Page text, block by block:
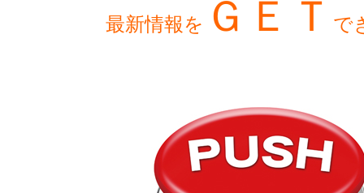
最新情報を ＧＥＴ で